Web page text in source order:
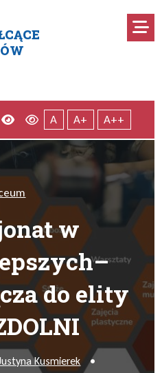
w gronie
Wersja kontrastowa
Wersja domyślna
A A+ A++
w
do elity
Kusmierek •